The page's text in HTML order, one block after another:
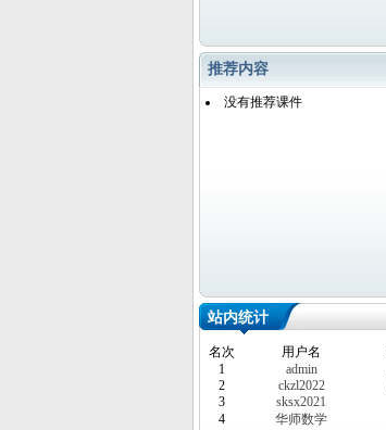
推荐内容
没有推荐课件
站内统计
名次 用户名
1
admin
2
ckzl2022
3
sksx2021
4
华师数学